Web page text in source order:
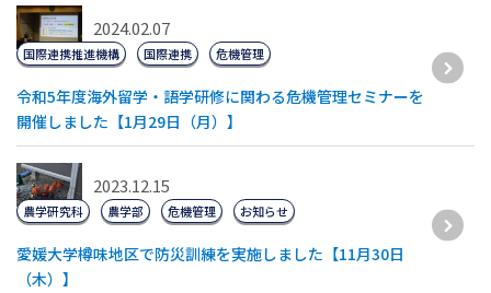
2024.02.07
令和5年度海外留学・語学研修に関わる危機管理セミナーを
開催しました【1月29日（月）】
国際連携推進機構 国際連携 危機管理
2023.12.15
愛媛大学樽味地区で防災訓練を実施しました【11月30日
（木）】
農学研究科 農学部 危機管理 お知らせ